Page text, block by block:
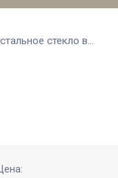
стекло в...